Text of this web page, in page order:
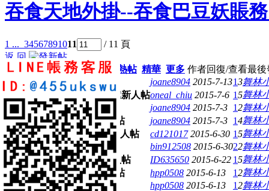
吞食天地外掛--吞食巴豆妖賬
1 ... 34567891011
/ 11 頁
返 回
新窗
全部主題 最新 熱門 熱帖 精華 更多 作者回復/查看最後
開通啦
joane8904 2015-7-1313舞林
巳轉帳 開通帳號謝謝
oneal_chiu 2015-7-6 15舞林
已轉帳
joane8904 2015-7-3 12舞林
盡快開通
joane8904 2015-7-3 14舞林
舊用戶帳號轉移
cd121017 2015-6-30 15舞林
已給錢~
bin912508 2015-6-3022舞林
麻煩開通3Q
ID635650 2015-6-22 15舞林
麻煩開通
hpp0508 2015-6-13 12舞林
再麻煩開通
hpp0508 2015-6-13 12舞林